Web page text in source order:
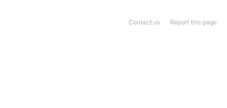
Report this page
Contact us